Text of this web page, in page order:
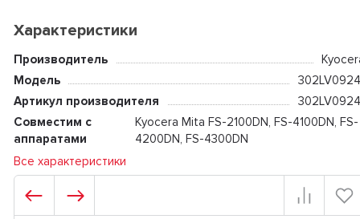
Характеристики
Производитель
Модель
Артикул производителя
Совместим с
аппаратами
Kyocera Mita FS-2100DN, FS-4100DN, FS-
4200DN, FS-4300DN
Все характеристики